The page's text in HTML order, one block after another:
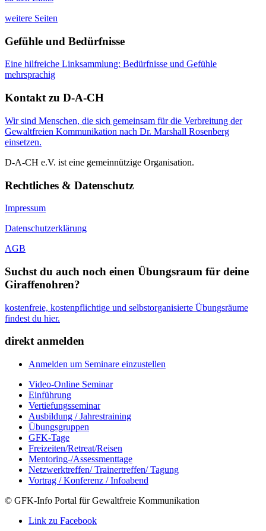
weitere Seiten
Gefühle und Bedürfnisse
Eine hilfreiche Linksammlung: Bedürfnisse und Gefühle
mehrsprachig
Kontakt zu D-A-CH
Wir sind Menschen, die sich gemeinsam für die Verbreitung der
Gewaltfreien Kommunikation nach Dr. Marshall Rosenberg
einsetzen.
D-A-CH e.V. ist eine gemeinnützige Organisation.
Rechtliches & Datenschutz
Impressum
Datenschutzerklärung
AGB
Suchst du auch noch einen Übungsraum für deine
Giraffenohren?
kostenfreie, kostenpflichtige und selbstorganisierte Übungsräume
findest du hier.
direkt anmelden
Anmelden um Seminare einzustellen
Video-Online Seminar
Einführung
Vertiefungsseminar
Ausbildung / Jahrestraining
Übungsgruppen
GFK-Tage
Freizeiten/Retreat/Reisen
Mentoring-/Assessmenttage
Netzwerktreffen/ Trainertreffen/ Tagung
Vortrag / Konferenz / Infoabend
© GFK-Info Portal für Gewaltfreie Kommunikation
Link zu Facebook